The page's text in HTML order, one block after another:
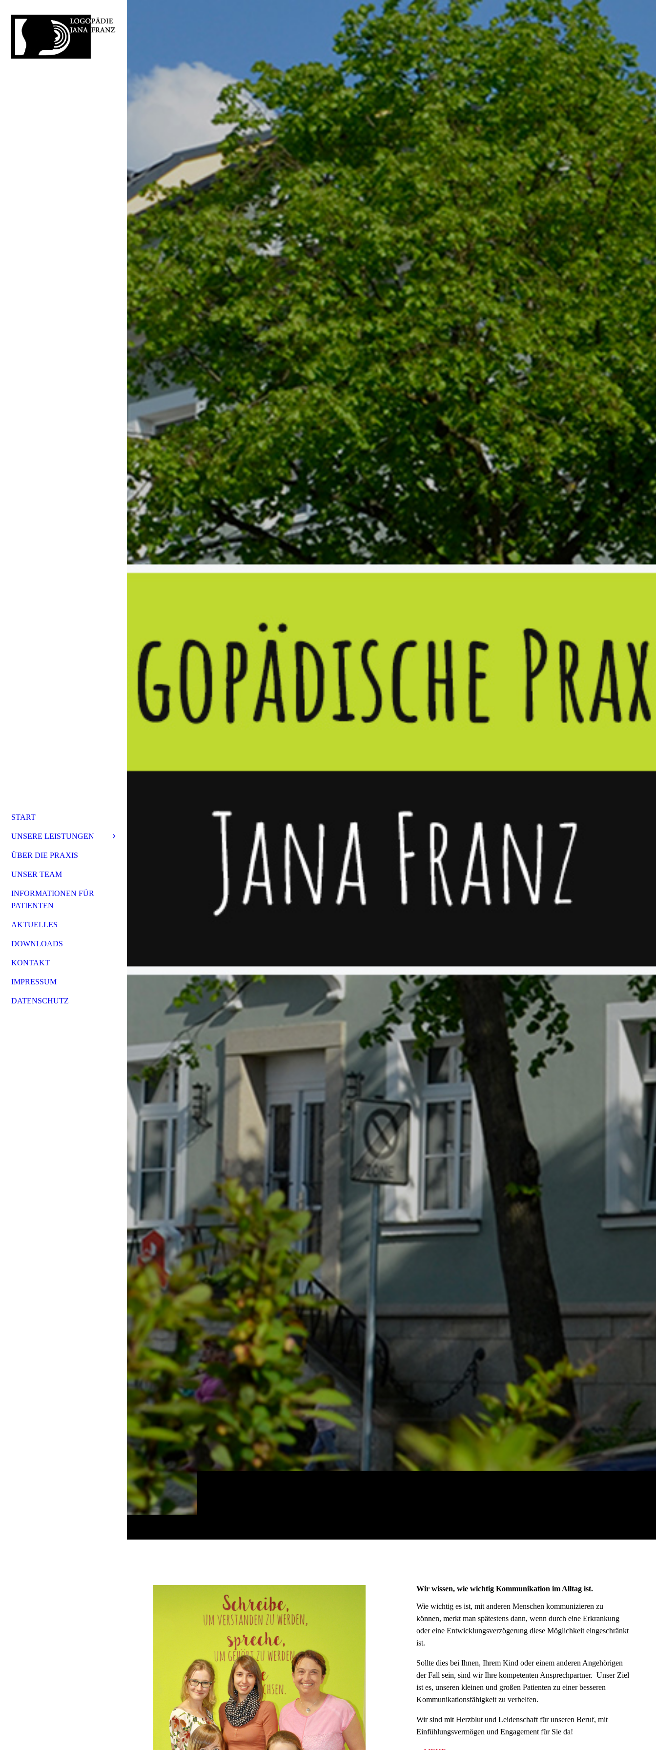
Wir wissen, wie wichtig Kommunikation im Alltag ist.
Wie wichtig es ist, mit anderen Menschen kommunizieren zu
können, merkt man spätestens dann, wenn durch eine Erkrankung
oder eine Entwicklungs­verzögerung diese Möglichkeit eingeschränkt
ist.
Sollte dies bei Ihnen, Ihrem Kind oder einem anderen Angehörigen
der Fall sein, sind wir Ihre kompetenten Ansprechpartner. Unser Ziel
ist es, unseren kleinen und großen Patienten zu einer besseren
Kommunikationsfähigkeit zu verhelfen.
Wir sind mit Herzblut und Leidenschaft für unseren Beruf, mit
Einfühlungsvermögen und Engagement für Sie da!
START
UNSERE LEISTUNGEN
ÜBER DIE PRAXIS
UNSER TEAM
INFORMATIONEN FÜR
PATIENTEN
AKTUELLES
DOWNLOADS
KONTAKT
IMPRESSUM
DATENSCHUTZ